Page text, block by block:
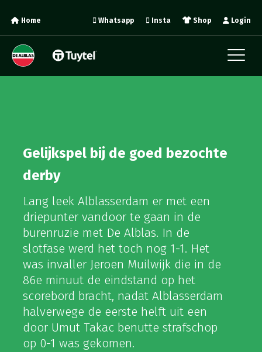
Home Login
Shop
Insta
Whatsapp
Gelijkspel bij de goed bezochte
derby
Lang leek Alblasserdam er met een
driepunter vandoor te gaan in de
burenruzie met De Alblas. In de
slotfase werd het toch nog 1-1. Het
was invaller Jeroen Muilwijk die in de
86e minuut de eindstand op het
scorebord bracht, nadat Alblasserdam
halverwege de eerste helft uit een
door Umut Takac benutte strafschop
op 0-1 was gekomen.